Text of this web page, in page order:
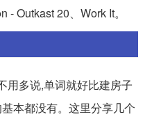
- Outkast 20、Work It。
用多说,单词就好比建房子
本都没有。这里分享几个